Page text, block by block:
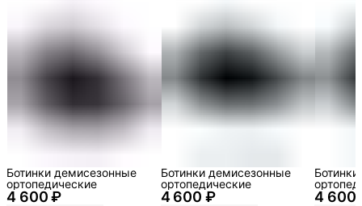
4 600 ₽
Ботинки демисезонные
ортопедические
4 600 ₽
Ботинки демисезонные
ортопедические
4 600